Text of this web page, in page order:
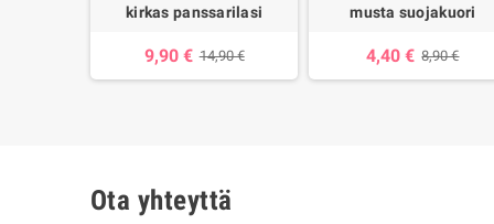
kirkas panssarilasi
9,90 € 14,90 €
musta suojakuori
4,40 € 8,90 €
Ota yhteyttä